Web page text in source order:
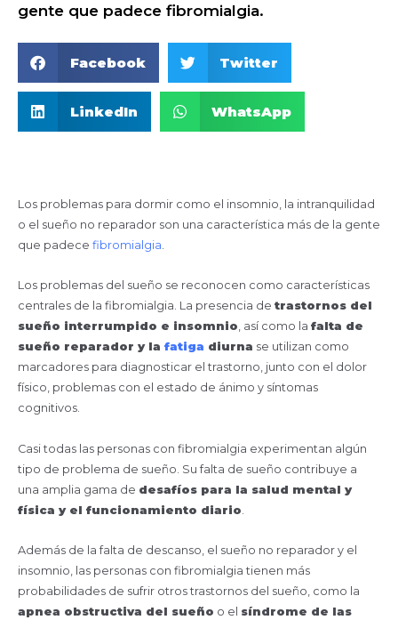
gente que padece fibromialgia.
Facebook Twitter
LinkedIn WhatsApp
Los problemas para dormir como el insomnio, la intranquilidad
o el sueño no reparador son una característica más de la gente
que padece fibromialgia
Los problemas del sueño se reconocen como características
centrales de la fibromialgia. La presencia de trastornos del
sueño interrumpido e insomnio, así como la falta de
sueño reparador y la fatiga diurna se utilizan como
marcadores para diagnosticar el trastorno, junto con el dolor
físico, problemas con el estado de ánimo y síntomas
cognitivos.
Casi todas las personas con fibromialgia experimentan algún
tipo de problema de sueño. Su falta de sueño contribuye a
una amplia gama de desafíos para la salud mental y
física y el funcionamiento diario
Además de la falta de descanso, el sueño no reparador y el
insomnio, las personas con fibromialgia tienen más
probabilidades de sufrir otros trastornos del sueño, como la
apnea obstructiva del sueño o el síndrome de las